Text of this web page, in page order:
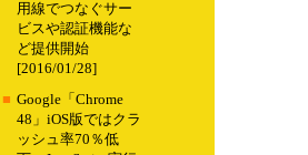
用線でつなぐサー
ビスや認証機能な
ど提供開始
[2016/01/28]
■ Google「Chrome
48」iOS版ではクラ
ッシュ率70％低